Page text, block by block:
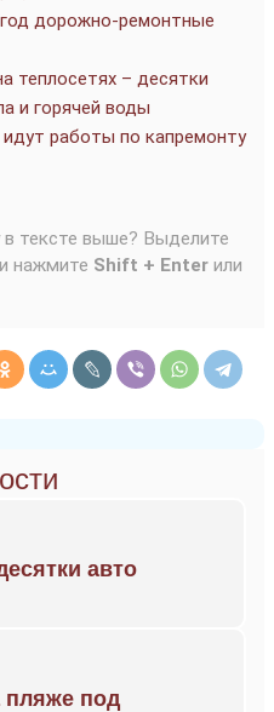
дорожно-ремонтные
теплосетях – десятки
и горячей воды
работы по капремонту
тексте выше? Выделите
нажмите Shift + Enter или
авто
пляже под